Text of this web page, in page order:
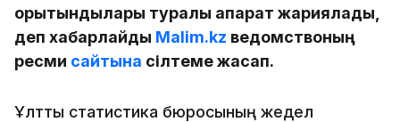
қорытындылары туралы ақпарат жариялады,
деп хабарлайды Malim.kz ведомствоның
ресми сайтына сілтеме жасап.
Ұлттық статистика бюросының жедел